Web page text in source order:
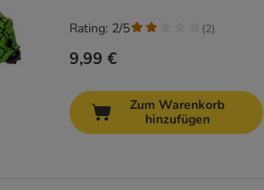
9,99 €
Rating: 2/5 (2)
Zum Warenkorb
hinzufügen